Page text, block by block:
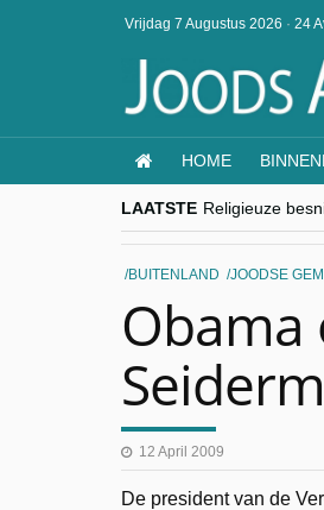
Vrijdag 7 Augustus 2026 · 24
HOME
LAATSTE Religieuze
CITYTRIP |
“Vandaag zit
BUITENLAND JOODSE
Obama
12 April 2009
De president van de